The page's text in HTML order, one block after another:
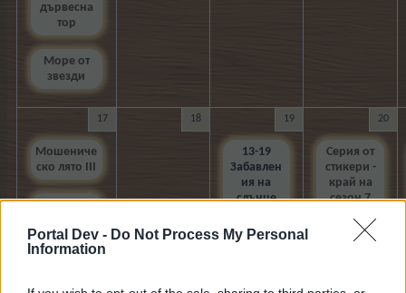
Portal Dev - Do Not Process My Personal
Information
дървесна
тор
Море от
звезди
17
Мошениче
ско лято III
14-17 Нов
Бахама-
обор +
18 19
13-19
Забавлен
ия на
слънце
20
Серия от
стикери -
край на
сезон 7
20-31